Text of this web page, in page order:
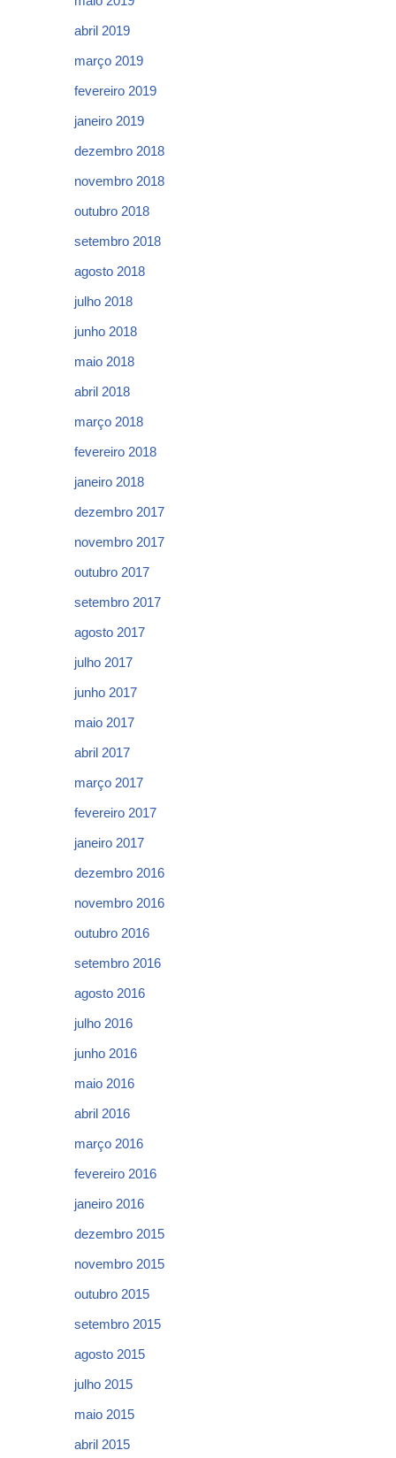
abril 2019
março 2019
fevereiro 2019
janeiro 2019
dezembro 2018
novembro 2018
outubro 2018
setembro 2018
agosto 2018
julho 2018
junho 2018
maio 2018
abril 2018
março 2018
fevereiro 2018
janeiro 2018
dezembro 2017
novembro 2017
outubro 2017
setembro 2017
agosto 2017
julho 2017
junho 2017
maio 2017
abril 2017
março 2017
fevereiro 2017
janeiro 2017
dezembro 2016
novembro 2016
outubro 2016
setembro 2016
agosto 2016
julho 2016
junho 2016
maio 2016
abril 2016
março 2016
fevereiro 2016
janeiro 2016
dezembro 2015
novembro 2015
outubro 2015
setembro 2015
agosto 2015
julho 2015
maio 2015
abril 2015